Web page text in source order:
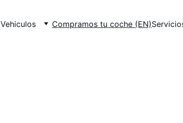
Vehiculos Compramos tu coche (EN)